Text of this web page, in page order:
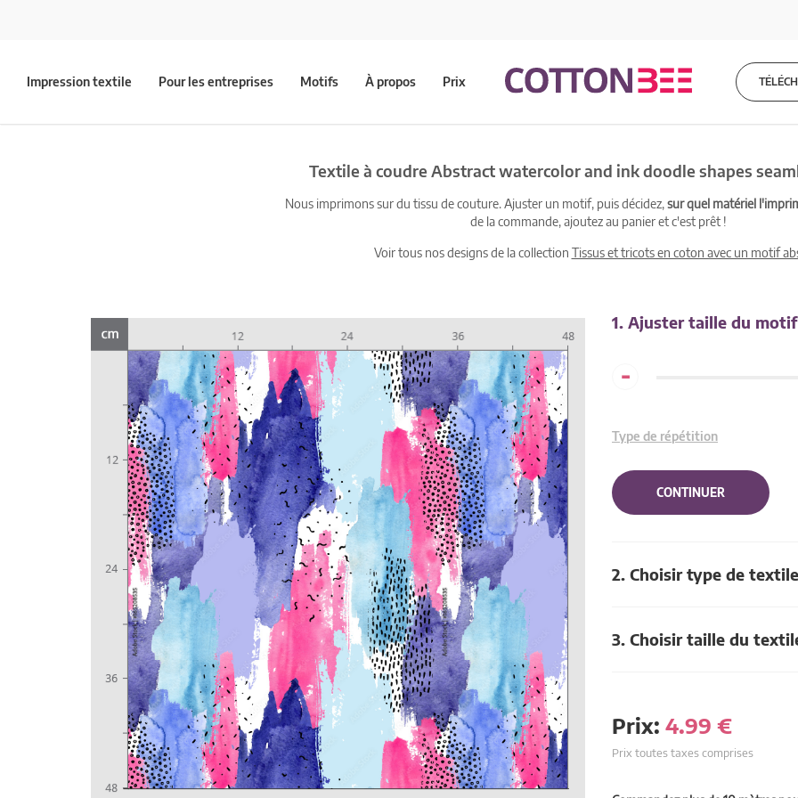
Impression textile Pour les entreprises Motifs À propos Prix
Textile à coudre Abstract watercolor and ink doodle shapes
Nous imprimons sur du tissu de couture. Ajuster un motif, puis décidez,sur quel matériel
de la commande, ajoutez au panier et c'est prêt !
Voir tous nos designs de la collection Tissus et tricots en coton avec un motif
1. Ajuster taille du motif
-
Type de répétition
CONTINUER
2. Choisir type de textile
3. Choisir taille du
Prix: 4.99 €
Prix toutes taxes comprises